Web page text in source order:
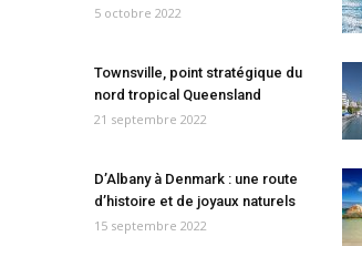
5 octobre 2022
Townsville, point stratégique du
nord tropical Queensland
21 septembre 2022
D’Albany à Denmark : une route
d’histoire et de joyaux naturels
15 septembre 2022